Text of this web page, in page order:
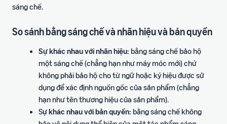
sáng chế.
So sánh bằng sáng chế và nhãn hiệu và bản quyền
Sự khác nhau với nhãn hiệu: bằng sáng chế bảo hộ
một sáng chế (chẳng hạn như máy móc mới) chứ
không phải bảo hộ cho từ ngữ hoặc ký hiệu được sử
dụng để xác định nguồn gốc của sản phẩm (chẳng
hạn như tên thương hiệu của sản phẩm).
Sự khác nhau với bản quyền: bằng sáng chế không